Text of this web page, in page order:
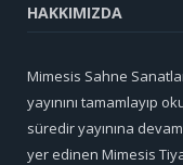
HAKKIMIZDA
Mimesis Sahne
yayınını tamamlayıp
süredir yayınına
yer edinen Mimesis